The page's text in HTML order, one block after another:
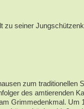
seiner
zum
des
Grimmedenkmal.